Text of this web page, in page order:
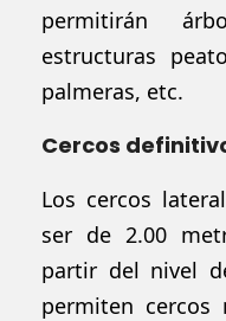
permitirán
estructuras
palmeras, etc.
Cercos
Los cercos
ser de 2.00
partir del nivel
permiten